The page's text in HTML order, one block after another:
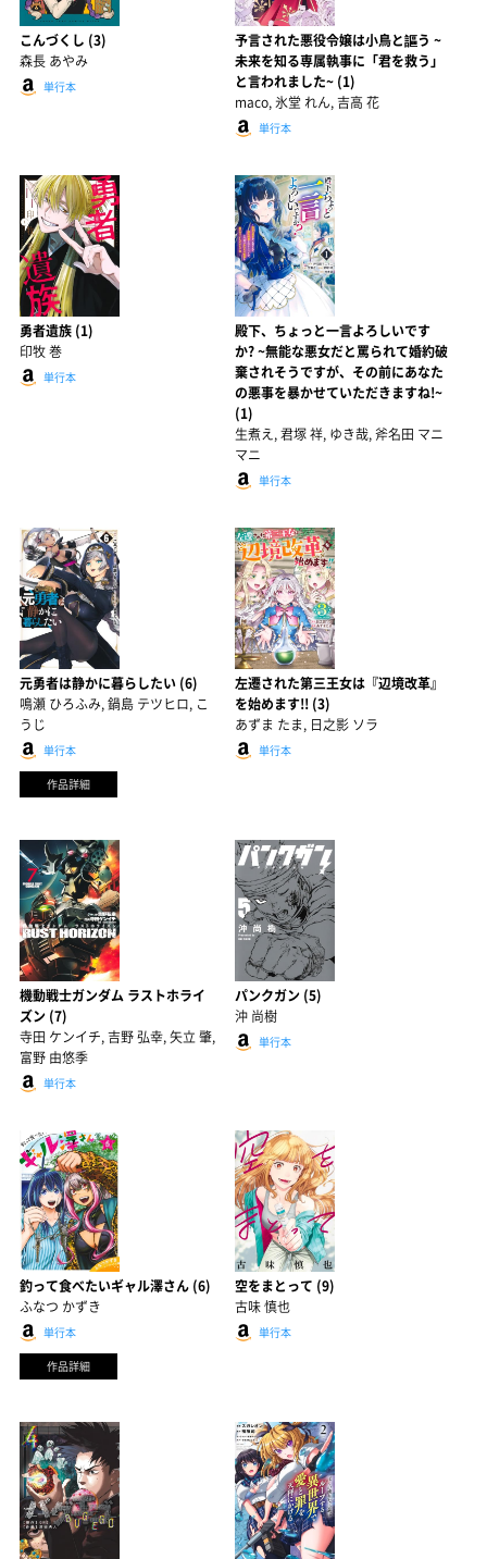
こんづくし (3)
森長 あやみ
単行本
予言された悪役令嬢は小鳥と謳う ~
未来を知る専属執事に「君を救う」
と言われました~ (1)
maco, 氷堂 れん, 吉高 花
単行本
勇者遺族 (1)
印牧 巻
単行本
殿下、ちょっと一言よろしいです
か? ~無能な悪女だと罵られて婚約破
棄されそうですが、その前にあなた
の悪事を暴かせていただきますね!~
(1)
生煮え, 君塚 祥, ゆき哉, 斧名田 マニ
マニ
単行本
元勇者は静かに暮らしたい (6)
鳴瀬 ひろふみ, 鍋島 テツヒロ, こ
うじ
単行本
作品詳細
左遷された第三王女は『辺境改革』
を始めます!! (3)
あずま たま, 日之影 ソラ
単行本
機動戦士ガンダム ラストホライ
ズン (7)
寺田 ケンイチ, 吉野 弘幸, 矢立 肇,
富野 由悠季
単行本
パンクガン (5)
沖 尚樹
単行本
釣って食べたいギャル澤さん (6)
ふなつ かずき
単行本
作品詳細
空をまとって (9)
古味 慎也
単行本